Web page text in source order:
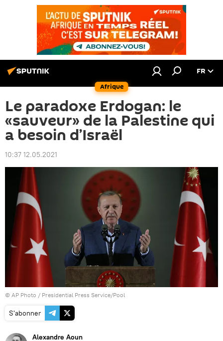
Afrique
FR
Le paradoxe Erdogan: le
«sauveur» de la Palestine qui
a besoin d’Israël
10:37 12.05.2021
© AP Photo / Presidential Press Service/Pool
S'abonner
Alexandre Aoun